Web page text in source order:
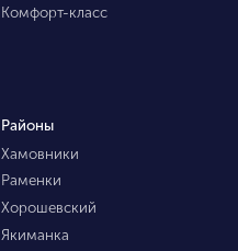
Комфорт-класс
Районы
Хамовники
Раменки
Хорошевский
Якиманка